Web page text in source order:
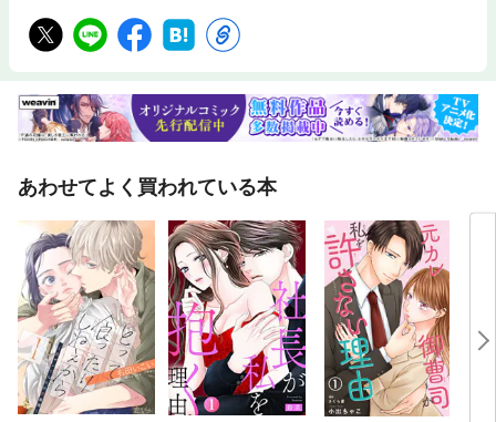
あわせてよく買われている本